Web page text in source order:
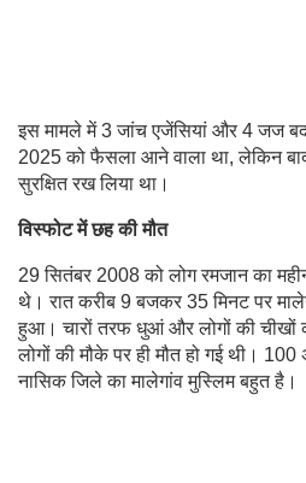
इस मामले में 3 जांच एजेंसियां और 4 जज
2025 को फैसला आने वाला था, लेकिन
सुरक्षित रख लिया था।
विस्फोट में छह की मौत
29 सितंबर 2008 को लोग रमजान का
थे। रात करीब 9 बजकर 35 मिनट पर
हुआ। चारों तरफ धुआं और लोगों की चीखों
लोगों की मौके पर ही मौत हो गई थी।
नासिक जिले का मालेगांव मुस्लिम बहुत है।